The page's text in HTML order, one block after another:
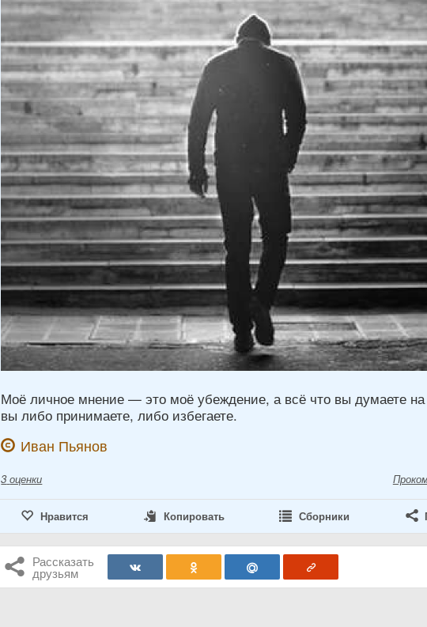
Моё личное мнение — это моё убеждение, а всё что вы думаете на
вы либо принимаете, либо избегаете.
Иван Пьянов
3 оценки
Нравится Копировать Сборники
Рассказать
друзьям